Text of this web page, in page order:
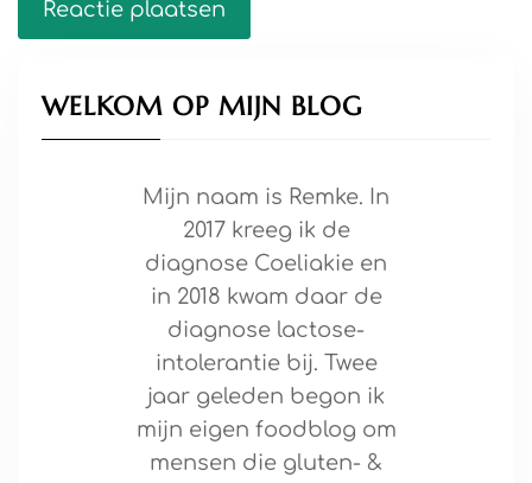
WELKOM OP MIJN BLOG
Mijn naam is Remke. In
2017 kreeg ik de
diagnose Coeliakie en
in 2018 kwam daar de
diagnose lactose-
intolerantie bij. Twee
jaar geleden begon ik
mijn eigen foodblog om
mensen die gluten- &